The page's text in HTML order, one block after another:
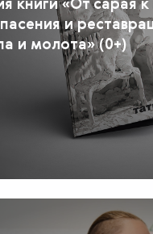
и
и молота» (0+)